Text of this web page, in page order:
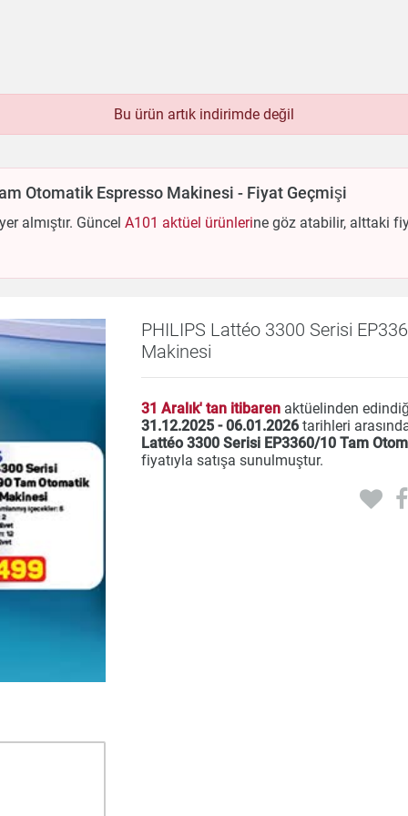
Dondurulmuş Ürünler Elektronik
Et & Balık
Hazır Yemekler Hobi İçecekler
Kırtasiye
Meyve & Sebze Mutfak Ürünleri
Otomobil
Bu ürün artık indirimde değil
Otomatik Espresso Makinesi - Fiyat Geçmişi
almıştır. Güncel A101 aktüel ürünlerine göz atabilir, alttaki
PHILIPS Lattéo 3300 Serisi
Makinesi
31 Aralık' tan itibarenaktüelinden
31.12.2025 - 06.01.2026tarihleri
Lattéo 3300 Serisi EP3360/10 Tam
fiyatıyla satışa sunulmuştur.